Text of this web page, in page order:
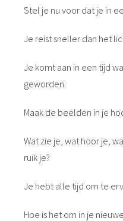
Stel je nu voor dat je in
Je reist sneller dan het
Je komt aan in een tijd
geworden.
Maak de beelden in je
Wat zie je, wat hoor je,
ruik je?
Je hebt alle tijd om te
Hoe is het om in je